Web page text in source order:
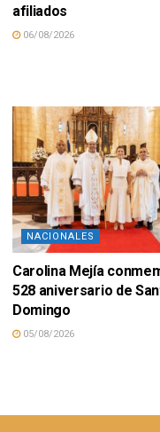
afiliados
06/08/2026
NACIONALES
Carolina Mejía
528 aniversario de
Domingo
05/08/2026